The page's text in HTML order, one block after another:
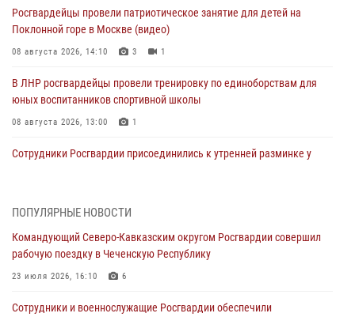
Росгвардейцы провели патриотическое занятие для детей на
Поклонной горе в Москве (видео)
08 августа 2026, 14:10 3 1
В ЛНР росгвардейцы провели тренировку по единоборствам для
юных воспитанников спортивной школы
08 августа 2026, 13:00 1
Сотрудники Росгвардии присоединились к утренней разминке у
в честь юбилея ведомства
08 августа 2026, 09:03
медицины с учетом опыта СВО
ПОПУЛЯРНЫЕ НОВОСТИ
Командующий Северо-Кавказским округом Росгвардии совершил
рабочую поездку в Чеченскую Республику
23 июля 2026, 16:10 6
Сотрудники и военнослужащие Росгвардии обеспечили